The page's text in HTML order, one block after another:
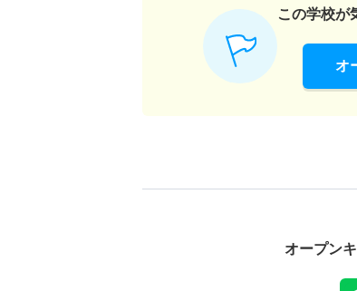
この学校が
オ
オープン